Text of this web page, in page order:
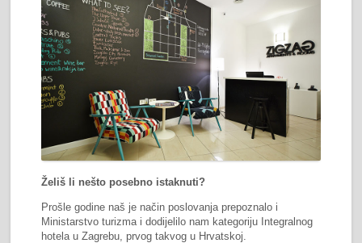
Želiš li nešto posebno istaknuti?
Prošle godine naš je način poslovanja prepoznalo i
Ministarstvo turizma i dodijelilo nam kategoriju Integralnog
hotela u Zagrebu, prvog takvog u Hrvatskoj.